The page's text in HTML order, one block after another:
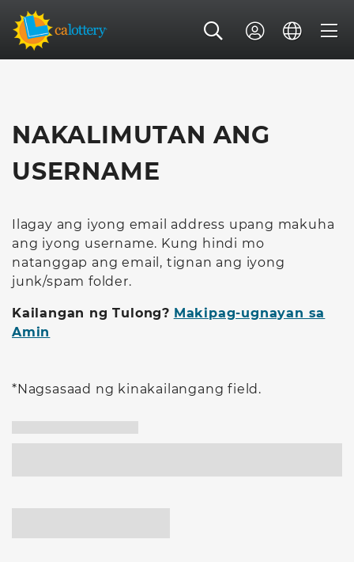
NAKALIMUTAN ANG
USERNAME
Ilagay ang iyong email address upang makuha
ang iyong username. Kung hindi mo
natanggap ang email, tignan ang iyong
junk/spam folder.
Kailangan ng Tulong? Makipag-ugnayan sa
Amin
*Nagsasaad ng kinakailangang field.